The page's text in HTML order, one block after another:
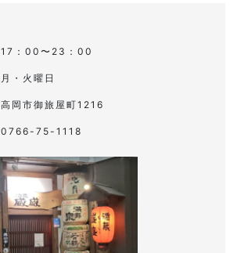
17：00〜23：00
月・火曜日
高岡市御旅屋町1216
0766-75-1118